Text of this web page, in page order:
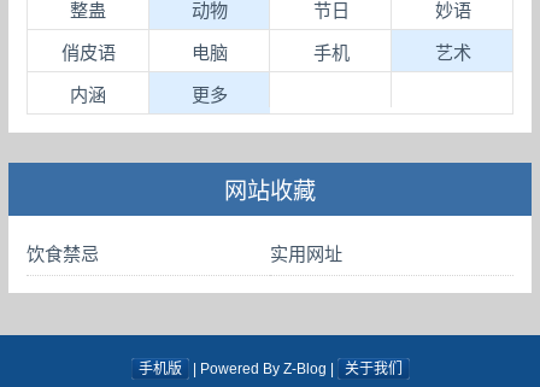
整蛊 动物 节日 妙语
俏皮语 电脑 手机 艺术
内涵 更多
网站收藏
饮食禁忌 实用网址
手机版 | Powered By Z-Blog | 关于我们